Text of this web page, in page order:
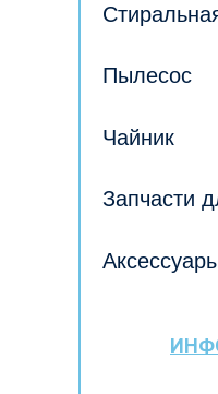
Пылесос
Чайник
Запчасти